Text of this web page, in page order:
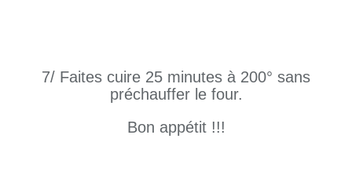
7/ Faites cuire 25 minutes à 200° sans
préchauffer le four.
Bon appétit !!!